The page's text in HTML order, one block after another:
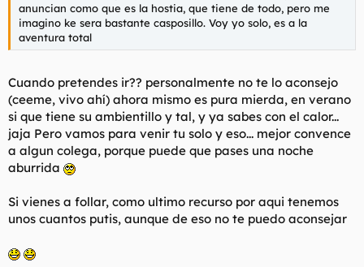
anuncian como que es la hostia, que tiene de todo, pero me
imagino ke sera bastante casposillo. Voy yo solo, es a la
aventura total
Cuando pretendes ir?? personalmente no te lo aconsejo
(ceeme, vivo ahí) ahora mismo es pura mierda, en verano
si que tiene su ambientillo y tal, y ya sabes con el calor...
jaja Pero vamos para venir tu solo y eso... mejor convence
a algun colega, porque puede que pases una noche
aburrida
Si vienes a follar, como ultimo recurso por aqui tenemos
unos cuantos putis, aunque de eso no te puedo aconsejar